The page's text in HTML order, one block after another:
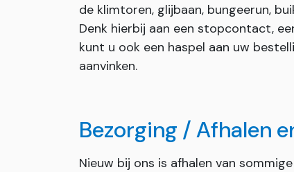
de klimtoren, glijbaan, bungeerun,
Denk hierbij aan een stopcontact,
kunt u ook een haspel aan uw
aanvinken.
Bezorging / Afhalen
Nieuw bij ons is afhalen van